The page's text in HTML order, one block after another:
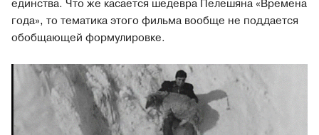
единства. Что же касается шедевра Пелешяна «Времена
года», то тематика этого фильма вообще не поддается
обобщающей формулировке.